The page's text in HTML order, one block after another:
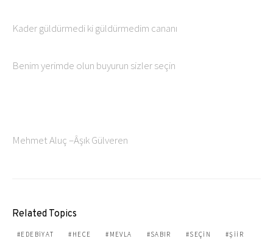
Kader güldürmedi ki güldürmedim cananı
Benim yerimde olun buyurun sizler seçin
Mehmet Aluç –Âşık Gülveren
Related Topics
EDEBIYAT HECE MEVLA SABIR SEÇIN
ŞIIR